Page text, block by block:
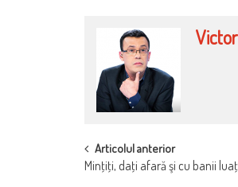
POST
NAVIGATION
Articolul anterior
Minţiţi, daţi afară şi cu banii